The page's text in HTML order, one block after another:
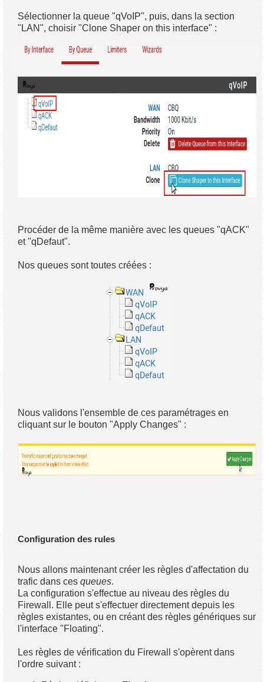
Sélectionner la queue "qVoIP", puis, dans la section
"LAN", choisir "Clone Shaper on this interface" :
Procéder de la même manière avec les queues "qACK"
et "qDefaut".
Nos queues sont toutes créées :
Nous validons l'ensemble de ces paramétrages en
cliquant sur le bouton "Apply Changes" :
Configuration des rules
Nous allons maintenant créer les règles d'affectation du
trafic dans cesqueues.
La configuration s'effectue au niveau des règles du
Firewall. Elle peut s'effectuer directement depuis les
règles existantes, ou en créant des règles génériques sur
l'interface "Floating".
Les règles de vérification du Firewall s'opèrent dans
l'ordre suivant :